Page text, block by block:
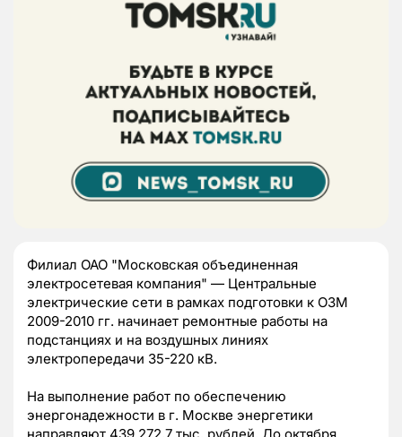
Филиал ОАО "Московская объединенная
электросетевая компания" — Центральные
электрические сети в рамках подготовки к ОЗМ
2009-2010 гг. начинает ремонтные работы на
подстанциях и на воздушных линиях
электропередачи 35-220 кВ.
На выполнение работ по обеспечению
энергонадежности в г. Москве энергетики